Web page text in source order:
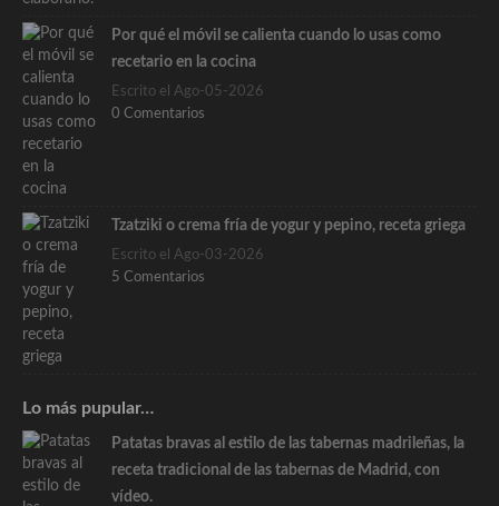
Por qué el móvil se calienta cuando lo usas como
recetario en la cocina
Escrito el Ago-05-2026
0 Comentarios
Tzatziki o crema fría de yogur y pepino, receta griega
Escrito el Ago-03-2026
5 Comentarios
Lo más pupular…
Patatas bravas al estilo de las tabernas madrileñas, la
receta tradicional de las tabernas de Madrid, con
vídeo.